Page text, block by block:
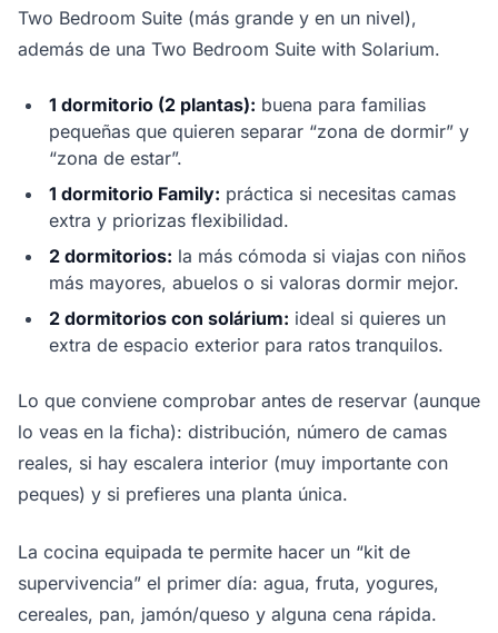
Two Bedroom Suite (más grande y en un nivel),
además de una Two Bedroom Suite with Solarium.
1 dormitorio (2 plantas): buena para familias
pequeñas que quieren separar “zona de dormir” y
“zona de estar”.
1 dormitorio Family: práctica si necesitas camas
extra y priorizas flexibilidad.
2 dormitorios: la más cómoda si viajas con niños
más mayores, abuelos o si valoras dormir mejor.
2 dormitorios con solárium: ideal si quieres un
extra de espacio exterior para ratos tranquilos.
Lo que conviene comprobar antes de reservar (aunque
lo veas en la ficha): distribución, número de camas
reales, si hay escalera interior (muy importante con
peques) y si prefieres una planta única.
La cocina equipada te permite hacer un “kit de
supervivencia” el primer día: agua, fruta, yogures,
cereales, pan, jamón/queso y alguna cena rápida.